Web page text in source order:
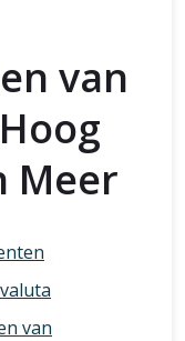
van
Meer
van